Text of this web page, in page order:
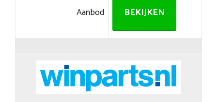
Aanbod BEKIJKEN